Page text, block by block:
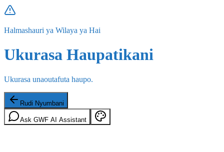
Halmashauri ya Wilaya ya Hai
Ukurasa Haupatikani
Ukurasa unaoutafuta haupo.
Rudi Nyumbani
Ask GWF AI Assistant